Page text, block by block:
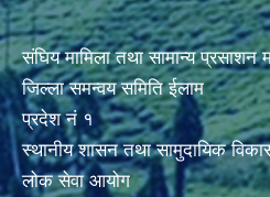
संघिय मामिला तथा सामान्य प्रसाशन
जिल्ला समन्वय समिति ईलाम
प्रदेश नं १
स्थानीय शासन तथा सामुदायिक
लोक सेवा आयोग